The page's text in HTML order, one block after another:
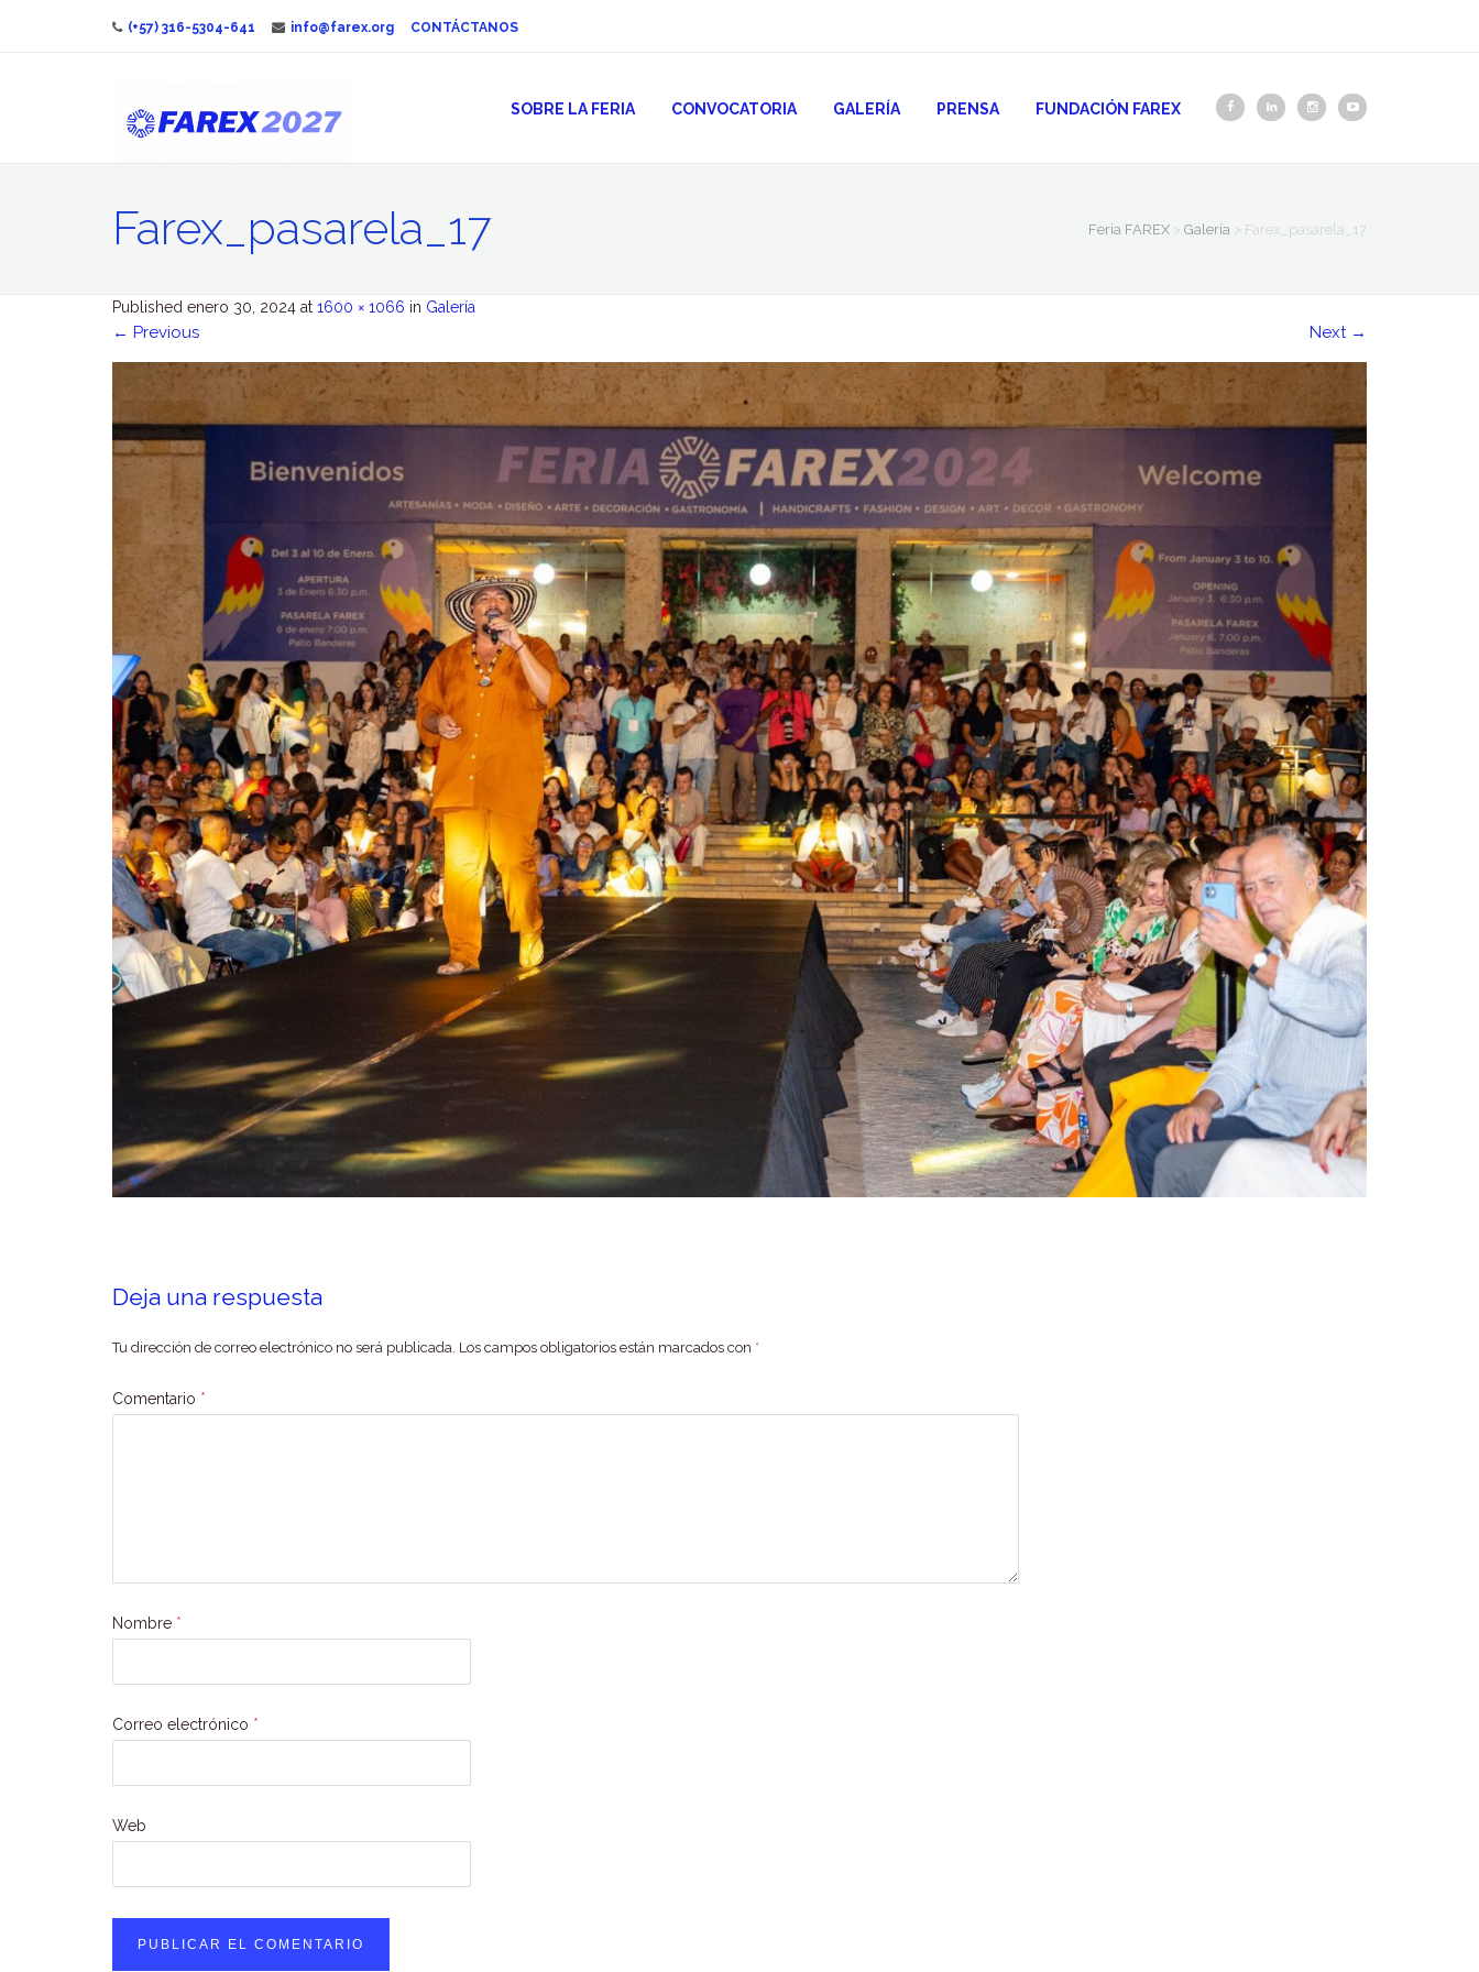
(+57) 316-5304-641 info@farex.org CONTÁCTANOS
SOBRE LA FERIA CONVOCATORIA GALERÍA PRENSA FUNDACIÓN FAREX
Farex_pasarela_17 Feria FAREX > Galería > Farex_pasarela_17
Published enero 30, 2024 at 1600 × 1066 in Galería
← Previous Next →
Deja una respuesta
Tu dirección de correo electrónico no será publicada. Los campos obligatorios están marcados con *
Comentario *
Nombre *
Correo electrónico *
Web